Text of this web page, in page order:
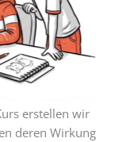
erstellen wir
deren Wirkung